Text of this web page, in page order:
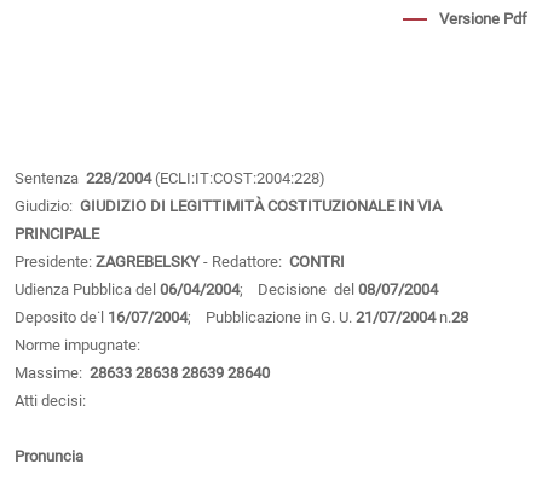
Versione Pdf
Sentenza 228/2004(ECLI:IT:COST:2004:228)
Giudizio: GIUDIZIO DI LEGITTIMITÀ COSTITUZIONALE IN VIA
PRINCIPALE
Presidente: ZAGREBELSKY - Redattore: CONTRI
Udienza Pubblica del 06/04/2004; Decisione del 08/07/2004
Deposito de˙l 16/07/2004; Pubblicazione in G. U. 21/07/2004n.28
Norme impugnate:
Massime: 28633 28638 28639 28640
Atti decisi:
Pronuncia